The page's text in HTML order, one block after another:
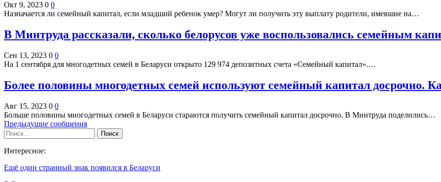
Окт 9, 2023 0 0
Назначается ли семейный капитал, если младший ребенок умер? Могут ли получить эту выплату родители, имевшие на…
В Минтруда рассказали, сколько белорусов уже воспользовались семейным
Сен 13, 2023 0 0
На 1 сентября для многодетных семей в Беларуси открыто 129 974 депозитных счета «Семейный капитал».…
Более половины многодетных семей используют семейный капитал досрочно.
Авг 15, 2023 0 0
Больше половины многодетных семей в Беларуси стараются получить семейный капитал досрочно. В Минтруда поделились…
Предыдущие сообщения
Интересное:
Ещё один странный знак появился в Беларуси